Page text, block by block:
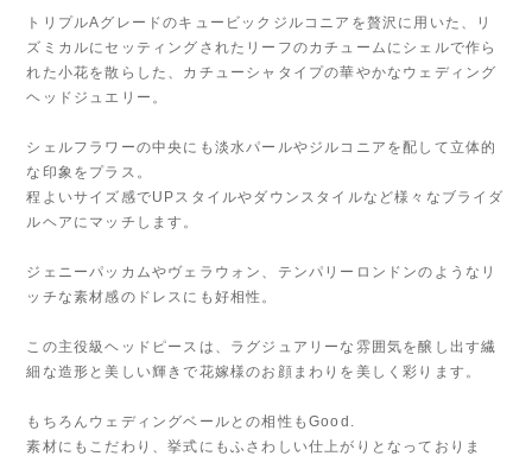
トリプルAグレードのキュービックジルコニアを贅沢に用いた、リ
ズミカルにセッティングされたリーフのカチュームにシェルで作ら
れた小花を散らした、カチューシャタイプの華やかなウェディング
ヘッドジュエリー。
シェルフラワーの中央にも淡水パールやジルコニアを配して立体的
な印象をプラス。
程よいサイズ感でUPスタイルやダウンスタイルなど様々なブライダ
ルヘアにマッチします。
ジェニーパッカムやヴェラウォン、テンパリーロンドンのようなリ
ッチな素材感のドレスにも好相性。
この主役級ヘッドピースは、ラグジュアリーな雰囲気を醸し出す繊
細な造形と美しい輝きで花嫁様のお顔まわりを美しく彩ります。
もちろんウェディングベールとの相性もGood.
素材にもこだわり、挙式にもふさわしい仕上がりとなっておりま